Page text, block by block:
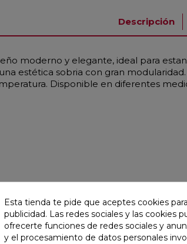
Descripción
moderno y elegante, ideal para
estética sobria con gran
Disponible en diferentes
favorite
Esta tienda te pide que aceptes cookies
publicidad. Las redes sociales y las cookies
ofrecerte funciones de redes sociales y
y el procesamiento de datos personales